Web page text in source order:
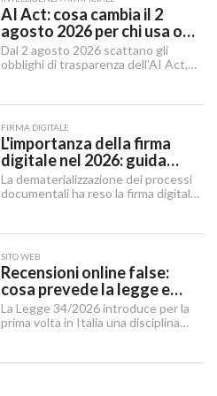
AI Act: cosa cambia il 2
agosto 2026 per chi usa o
integra l'AI
Dal 2 agosto 2026 scattano gli
obblighi di trasparenza dell'AI Act,
rinviato quelli sui sistemi ad alto
FIRMA DIGITALE
L'importanza della firma
digitale nel 2026: guida
completa per aziende e
professionisti
La dematerializzazione dei processi
documentali ha reso la firma digitale
SITO WEB
Recensioni online false:
cosa prevede la legge e
cosa possono fare le
imprese
La Legge 34/2026 introduce per la
prima volta in Italia una disciplina
ristorazione e del turismo.